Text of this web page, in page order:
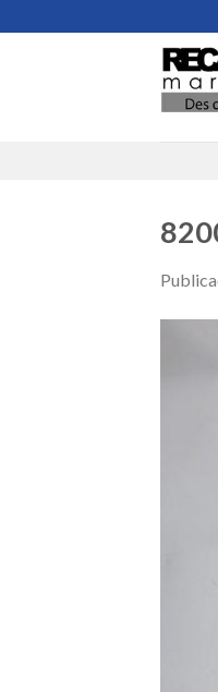
to